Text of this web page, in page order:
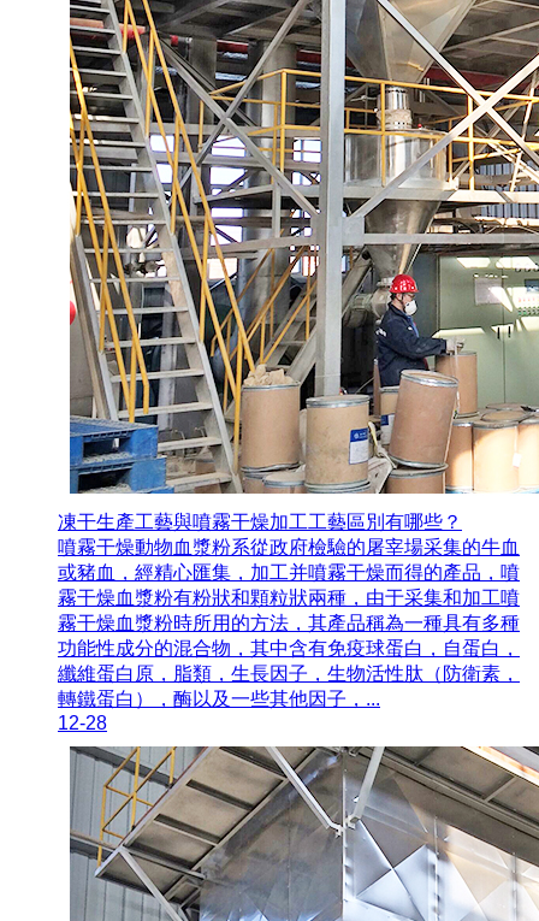
凍干生產工藝與噴霧干燥加工工藝區別有哪些？
噴霧干燥動物血漿粉系從政府檢驗的屠宰場采集的牛血
或豬血，經精心匯集，加工并噴霧干燥而得的產品，噴
霧干燥血漿粉有粉狀和顆粒狀兩種，由于采集和加工噴
霧干燥血漿粉時所用的方法，其產品稱為一種具有多種
功能性成分的混合物，其中含有免疫球蛋白，自蛋白，
纖維蛋白原，脂類，生長因子，生物活性肽（防衛素，
轉鐵蛋白），酶以及一些其他因子，...
12-28